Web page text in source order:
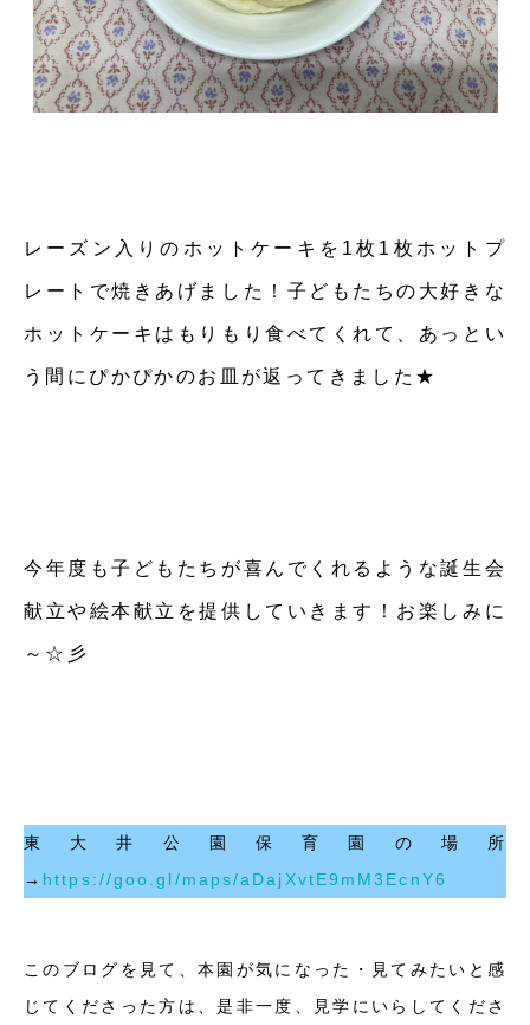
レーズン入りのホットケーキを1枚1枚ホットプ
レートで焼きあげました！子どもたちの大好きな
ホットケーキはもりもり食べてくれて、あっとい
う間にぴかぴかのお皿が返ってきました★
今年度も子どもたちが喜んでくれるような誕生会
献立や絵本献立を提供していきます！お楽しみに
～☆彡
東大井公園保育園の場所
→ https://goo.gl/maps/aDajXvtE9mM3EcnY6
このブログを見て、本園が気になった・見てみたいと感
じてくださった方は、是非一度、見学にいらしてくださ